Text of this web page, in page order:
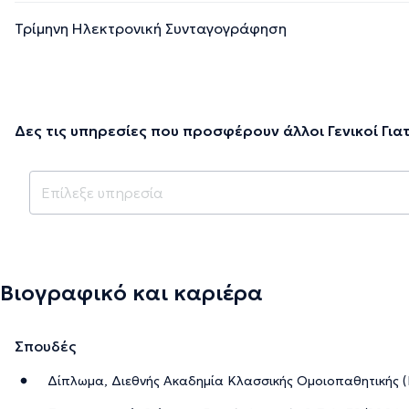
Τρίμηνη Ηλεκτρονική Συνταγογράφηση
Δες τις υπηρεσίες που προσφέρουν άλλοι Γενικοί
Βιογραφικό και καριέρα
Σπουδές
Δίπλωμα, Διεθνής Ακαδημία Κλασσικής Ομοιοπαθητικής